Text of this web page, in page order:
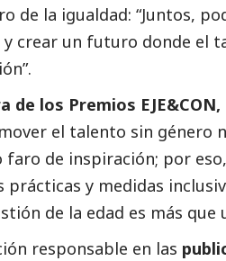
de la igualdad: “Juntos,
crear un futuro donde el
de los Premios
el talento sin género
de inspiración; por
prácticas y medidas
de la edad es más que
responsable en las